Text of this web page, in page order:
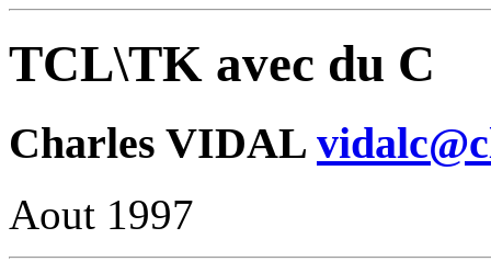
TCL\TK avec du C
Charles VIDAL
Aout 1997